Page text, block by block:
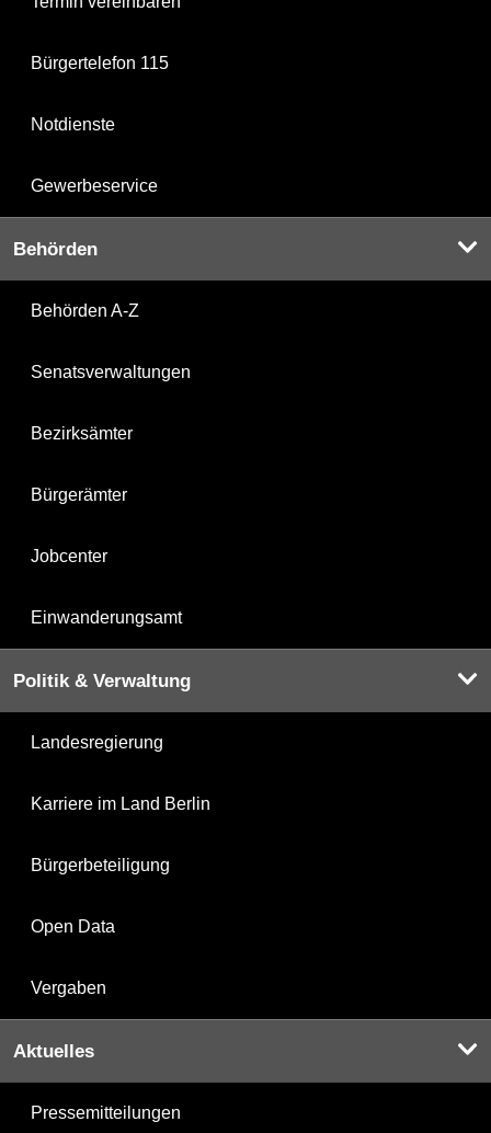
Bürgertelefon 115
Notdienste
Gewerbeservice
Behörden
Behörden A-Z
Senatsverwaltungen
Bezirksämter
Bürgerämter
Jobcenter
Einwanderungsamt
Politik & Verwaltung
Landesregierung
Karriere im Land Berlin
Bürgerbeteiligung
Open Data
Vergaben
Aktuelles
Pressemitteilungen